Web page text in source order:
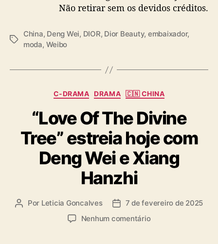
Não retirar sem os devidos créditos.
T
s
China, Deng Wei, DIOR, Dior Beauty, embaixador,
moda, Weibo
C
t
e
g
o
r
i
a
C-DRAMA DRAMA 🇨🇳 CHINA
“Love Of The Divine
Tree” estreia hoje com
Deng Wei e Xiang
Hanzhi
A Por Leticia Goncalves
D 7 de fevereiro de 2025
Nenhum comentárioe